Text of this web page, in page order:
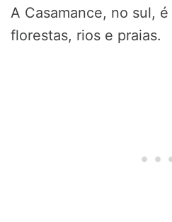
A Casamance, no sul,
florestas, rios e praias.